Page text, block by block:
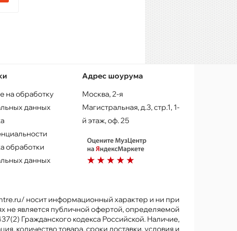
на обработку
данных
обработки
данных
Адрес шоурума
Москва, 2-я
Магистральная, д.3, стр.1, 1-
й этаж, оф. 25
носит информационный характер и ни при
не является публичной офертой, определяемой
Гражданского кодекса Российской. Наличие,
количество товара, сроки доставки, условия и